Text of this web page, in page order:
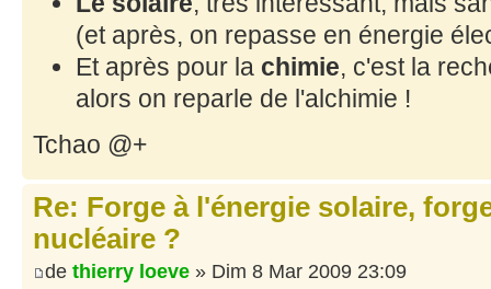
(et après, on repasse en énergie
Et après pour la chimie, c'est la
alors on reparle de l'alchimie !
Tchao @+
Re: Forge à l'énergie solaire,
nucléaire ?
de thierry loeve » Dim 8 Mar 2009 23:09